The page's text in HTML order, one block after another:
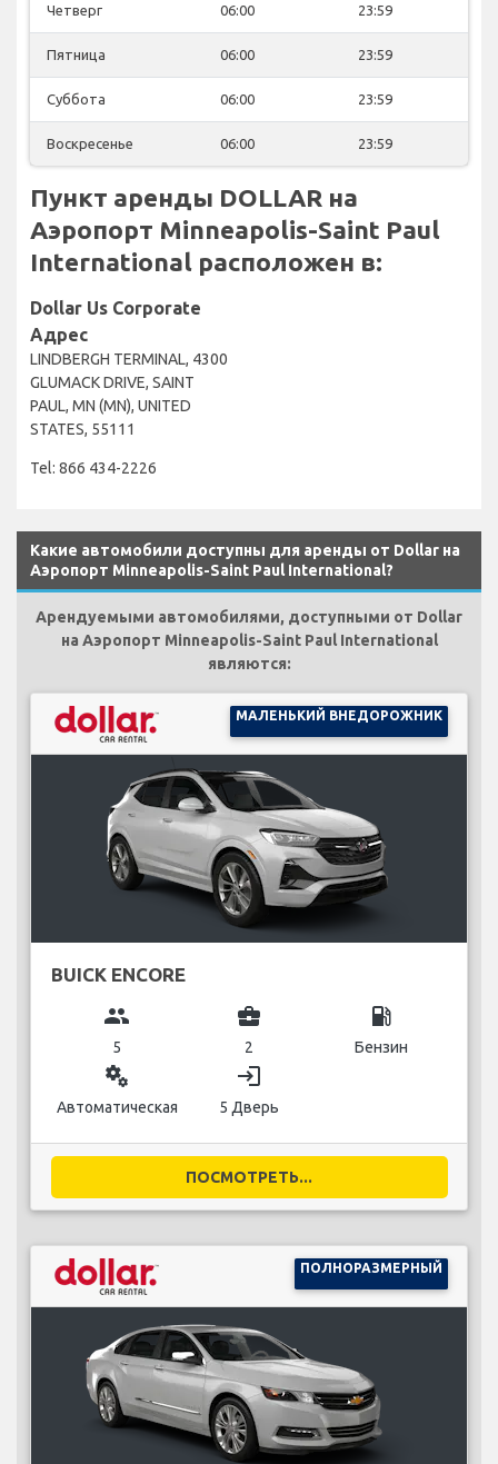
Четверг 06:00 23:59
Пятница 06:00 23:59
Суббота 06:00 23:59
Воскресенье 06:00 23:59
Пункт аренды DOLLAR на
Аэропорт Minneapolis-Saint Paul
International расположен в:
Dollar Us Corporate
Адрес
LINDBERGH TERMINAL, 4300
GLUMACK DRIVE, SAINT
PAUL, MN (MN), UNITED
STATES, 55111
Tel: 866 434-2226
Какие автомобили доступны для аренды от Dollar на
Аэропорт Minneapolis-Saint Paul International?
Арендуемыми автомобилями, доступными от Dollar
на Аэропорт Minneapolis-Saint Paul International
являются:
МАЛЕНЬКИЙ ВНЕДОРОЖНИК
BUICK ENCORE
group
5
business_center
2
local_gas_station
Бензин
miscellaneous_services
Автоматическая
login
5 Дверь
ПОСМОТРЕТЬ...
ПОЛНОРАЗМЕРНЫЙ